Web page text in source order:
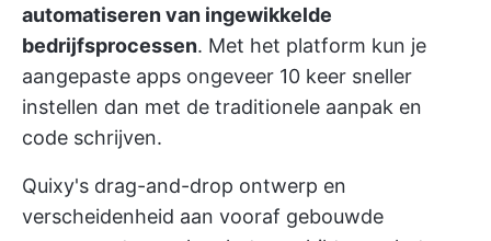
automatiseren van ingewikkelde
bedrijfsprocessen. Met het platform kun je
aangepaste apps ongeveer 10 keer sneller
instellen dan met de traditionele aanpak en
code schrijven.
Quixy's drag-and-drop ontwerp en
verscheidenheid aan vooraf gebouwde